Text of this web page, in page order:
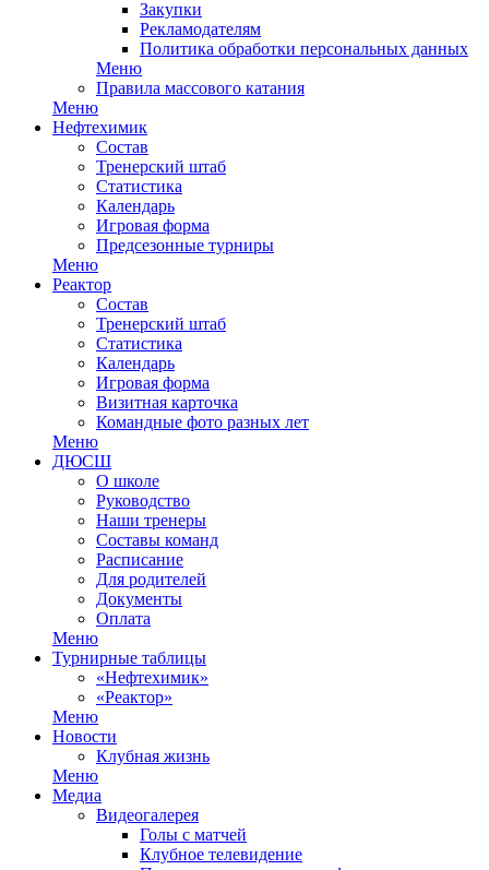
Закупки
Рекламодателям
Политика обработки персональных данных
Меню
Правила массового катания
Меню
Нефтехимик
Состав
Тренерский штаб
Статистика
Календарь
Игровая форма
Предсезонные турниры
Меню
Реактор
Состав
Тренерский штаб
Статистика
Календарь
Игровая форма
Визитная карточка
Командные фото разных лет
Меню
ДЮСШ
О школе
Руководство
Наши тренеры
Составы команд
Расписание
Для родителей
Документы
Оплата
Меню
Турнирные таблицы
«Нефтехимик»
«Реактор»
Меню
Новости
Клубная жизнь
Меню
Медиа
Видеогалерея
Голы с матчей
Клубное телевидение